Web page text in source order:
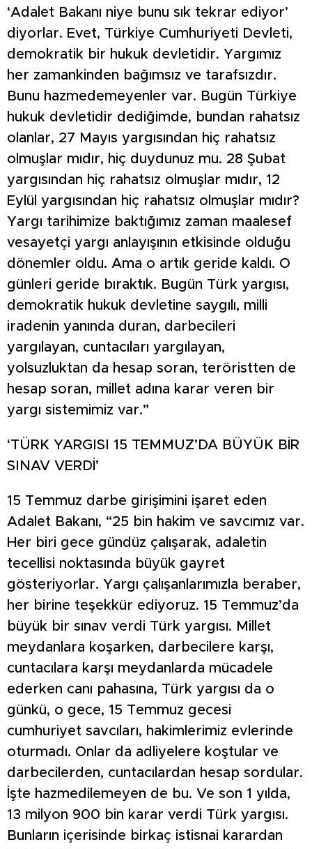
‘Adalet Bakanı niye bunu sık tekrar ediyor’
diyorlar. Evet, Türkiye Cumhuriyeti Devleti,
demokratik bir hukuk devletidir. Yargımız
her zamankinden bağımsız ve tarafsızdır.
Bunu hazmedemeyenler var. Bugün Türkiye
hukuk devletidir dediğimde, bundan rahatsız
olanlar, 27 Mayıs yargısından hiç rahatsız
olmuşlar mıdır, hiç duydunuz mu. 28 Şubat
yargısından hiç rahatsız olmuşlar mıdır, 12
Eylül yargısından hiç rahatsız olmuşlar mıdır?
Yargı tarihimize baktığımız zaman maalesef
vesayetçi yargı anlayışının etkisinde olduğu
dönemler oldu. Ama o artık geride kaldı. O
günleri geride bıraktık. Bugün Türk yargısı,
demokratik hukuk devletine saygılı, milli
iradenin yanında duran, darbecileri
yargılayan, cuntacıları yargılayan,
yolsuzluktan da hesap soran, teröristten de
hesap soran, millet adına karar veren bir
yargı sistemimiz var.”
‘TÜRK YARGISI 15 TEMMUZ’DA BÜYÜK BİR
SINAV VERDİ’
15 Temmuz darbe girişimini işaret eden
Adalet Bakanı, “25 bin hakim ve savcımız var.
Her biri gece gündüz çalışarak, adaletin
tecellisi noktasında büyük gayret
gösteriyorlar. Yargı çalışanlarımızla beraber,
her birine teşekkür ediyoruz. 15 Temmuz’da
büyük bir sınav verdi Türk yargısı. Millet
meydanlara koşarken, darbecilere karşı,
cuntacılara karşı meydanlarda mücadele
ederken canı pahasına, Türk yargısı da o
günkü, o gece, 15 Temmuz gecesi
cumhuriyet savcıları, hakimlerimiz evlerinde
oturmadı. Onlar da adliyelere koştular ve
darbecilerden, cuntacılardan hesap sordular.
İşte hazmedilemeyen de bu. Ve son 1 yılda,
13 milyon 900 bin karar verdi Türk yargısı.
Bunların içerisinde birkaç istisnai karardan